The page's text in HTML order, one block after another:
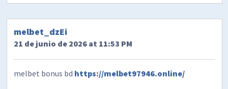
melbet_dzEi
21 de junio de 2026 at 11:53 PM
melbet bonus bd https://melbet97946.online/